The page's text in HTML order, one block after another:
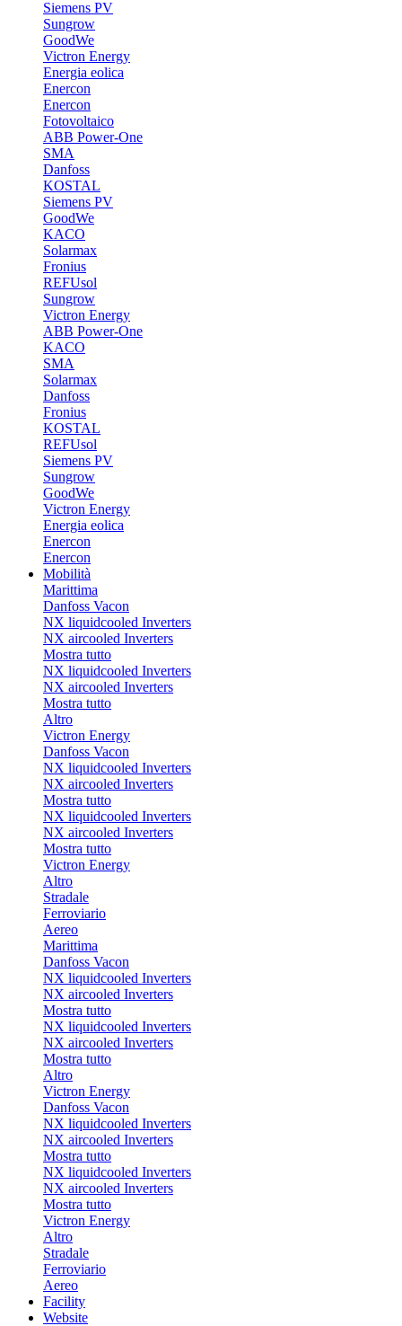
Siemens PV
Sungrow
GoodWe
Victron Energy
Energia eolica
Enercon
Enercon
Fotovoltaico
ABB Power-One
SMA
Danfoss
KOSTAL
Siemens PV
GoodWe
KACO
Solarmax
Fronius
REFUsol
Sungrow
Victron Energy
ABB Power-One
KACO
SMA
Solarmax
Danfoss
Fronius
KOSTAL
REFUsol
Siemens PV
Sungrow
GoodWe
Victron Energy
Energia eolica
Enercon
Enercon
Mobilità
Marittima
Danfoss Vacon
NX liquidcooled Inverters
NX aircooled Inverters
Mostra tutto
NX liquidcooled Inverters
NX aircooled Inverters
Mostra tutto
Altro
Victron Energy
Danfoss Vacon
NX liquidcooled Inverters
NX aircooled Inverters
Mostra tutto
NX liquidcooled Inverters
NX aircooled Inverters
Mostra tutto
Victron Energy
Altro
Stradale
Ferroviario
Aereo
Marittima
Danfoss Vacon
NX liquidcooled Inverters
NX aircooled Inverters
Mostra tutto
NX liquidcooled Inverters
NX aircooled Inverters
Mostra tutto
Altro
Victron Energy
Danfoss Vacon
NX liquidcooled Inverters
NX aircooled Inverters
Mostra tutto
NX liquidcooled Inverters
NX aircooled Inverters
Mostra tutto
Victron Energy
Altro
Stradale
Ferroviario
Aereo
Facility
Website